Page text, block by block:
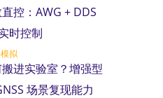
控：AWG + DDS
时控制
拟
进实验室？增强型
场景复现能力